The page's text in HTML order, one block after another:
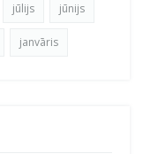
jūlijs jūnijs
janvāris